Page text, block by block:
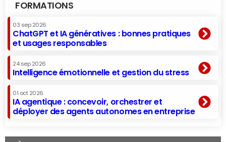
FORMATIONS
03 sep 2026
ChatGPT et IA génératives : bonnes pratiques
et usages responsables
24 sep 2026
Intelligence émotionnelle et gestion du stress
01 oct 2026
IA agentique : concevoir, orchestrer et
déployer des agents autonomes en entreprise